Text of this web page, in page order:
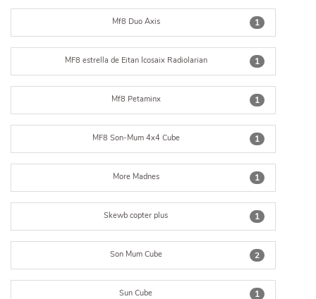
1
Mf8 Duo Axis
1
MF8 estrella de Eitan Icosaix Radiolarian
1
Mf8 Petaminx
1
MF8 Son-Mum 4x4 Cube
1
More Madnes
1
Skewb copter plus
2
Son Mum Cube
1
Sun Cube